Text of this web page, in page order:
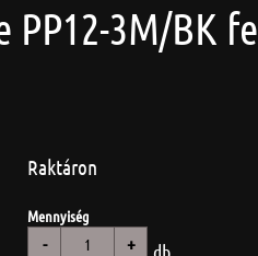
PP12-3M/BK
Raktáron
Mennyiség
- +